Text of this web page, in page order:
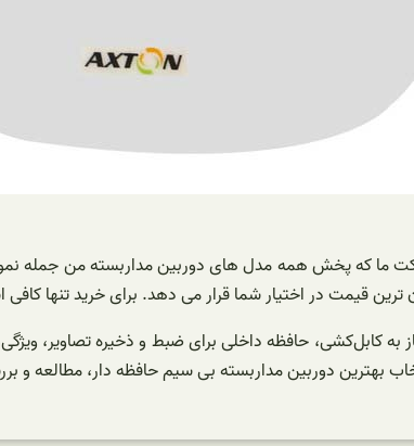
ما که پخش همه مدل های دوربین مداربسته من جمله
قیمت در اختیار شما قرار می دهد. برای خرید تنها
به کابل‌کشی، حافظه داخلی برای ضبط و ذخیره
بهترین دوربین مداربسته بی سیم حافظه دار، مطالعه